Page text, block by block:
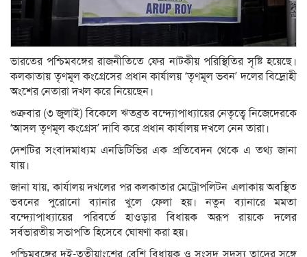
ভারতের পশ্চিমবঙ্গের রাজনীতিতে ফের নাটকীয় পরিস্থিতির সৃষ্টি হয়েছে।
কলকাতায় তৃণমূল কংগ্রেসের প্রধান কার্যালয় ‘তৃণমূল ভবন’ দলের বিদ্রোহী
অংশের নেতারা দখল করে নিয়েছেন।
শুক্রবার (৩ জুলাই) বিকেলে ঋতব্রত বন্দ্যোপাধ্যায়ের নেতৃত্বে নিজেদেরকে
‘আসল তৃণমূল কংগ্রেস’ দাবি করে প্রধান কার্যালয় দখলে নেন তারা।
দেশটির সংবাদমাধ্যম এনডিটিভির এক প্রতিবেদন থেকে এ তথ্য জানা
যায়।
জানা যায়, কার্যালয় দখলের পর কলকাতার মেট্রোপলিটন এলাকায় অবস্থিত
ভবনের পুরোনো ব্যানার খুলে ফেলা হয়। নতুন ব্যানারে মমতা
বন্দ্যোপাধ্যায়ের পরিবর্তে হাওড়ার বিধায়ক অরূপ রায়কে দলের
সর্বভারতীয় সভাপতি হিসেবে ঘোষণা করা হয়।